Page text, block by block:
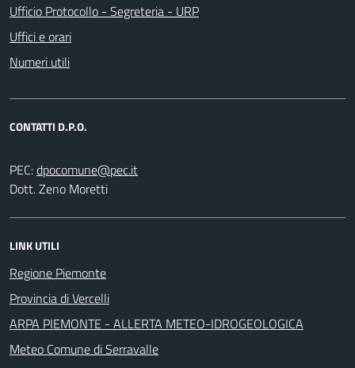
Ufficio Protocollo - Segreteria - URP
Uffici e orari
Numeri utili
CONTATTI D.P.O.
PEC:
Dott. Zeno Moretti
LINK UTILI
Regione Piemonte
Provincia di Vercelli
ARPA PIEMONTE - ALLERTA METEO-IDROGEOLOGICA
Meteo Comune di Serravalle